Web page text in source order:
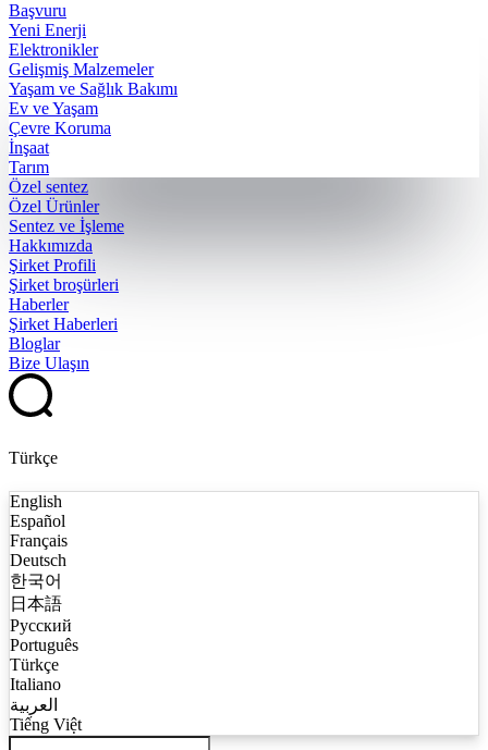
Başvuru
Yeni Enerji
Elektronikler
Gelişmiş Malzemeler
Yaşam ve Sağlık Bakımı
Ev ve Yaşam
Çevre Koruma
İnşaat
Tarım
Özel sentez
Özel Ürünler
Sentez ve İşleme
Hakkımızda
Şirket Profili
Şirket broşürleri
Haberler
Şirket Haberleri
Bloglar
Bize Ulaşın
Türkçe
English
Español
Français
Deutsch
한국어
日本語
Русский
Português
Türkçe
Italiano
العربية
Tiếng Việt